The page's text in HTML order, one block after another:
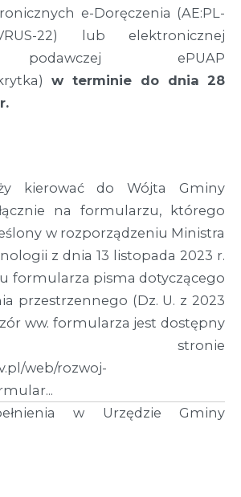
e-Doręczenia (AE:PL-
22) lub elektronicznej
ePUAP
w terminie do dnia 28
kierować do Wójta Gminy
na formularzu, którego
w rozporządzeniu Ministra
z dnia 13 listopada 2023 r.
formularza pisma dotyczącego
przestrzennego (Dz. U. z 2023
ww. formularza jest dostępny
web/rozwoj-
w Urzędzie Gminy